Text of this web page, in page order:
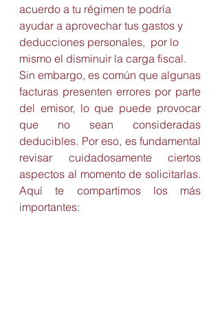
acuerdo a tu régimen te podría
ayudar a aprovechar tus gastos y
deducciones personales,  por lo
mismo el disminuir la carga fiscal.
Sin embargo, es común que algunas
facturas presenten errores por parte
del emisor, lo que puede provocar
que no sean consideradas
deducibles. Por eso, es fundamental
revisar cuidadosamente ciertos
aspectos al momento de solicitarlas.
Aquí te compartimos los más
importantes: